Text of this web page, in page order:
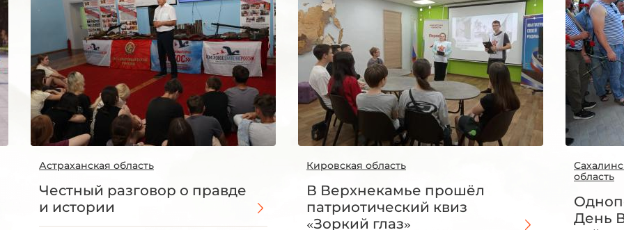
Астраханская область
Честный разговор о правде
и истории
Кировская область
В Верхнекамье прошёл
патриотический квиз
«Зоркий глаз»
область
День